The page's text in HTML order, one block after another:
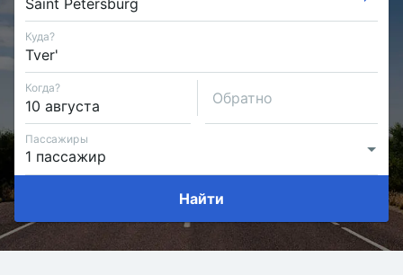
Куда?
Когда?
Обратно
Пассажиры
Найти